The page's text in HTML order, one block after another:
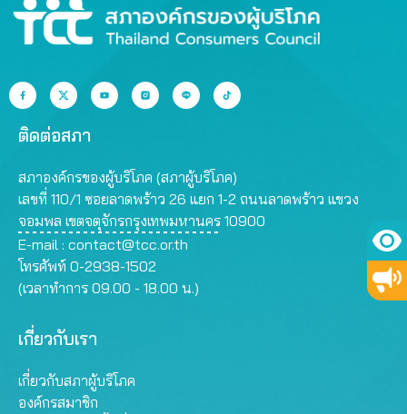
ติดต่อสภา
สภาองค์กรของผู้บริโภค (สภาผู้บริโภค)
เลขที่ 110/1 ซอยลาดพร้าว 26 แยก 1-2 ถนนลาดพร้าว แขวง
จอมพล เขตจตุจักรกรุงเทพมหานคร 10900
E-mail : contact@tcc.or.th
โทรศัพท์ 0-2938-1502
(เวลาทำการ 09.00 - 18.00 น.)
เกี่ยวกับเรา
เกี่ยวกับสภาผู้บริโภค
องค์กรสมาชิก